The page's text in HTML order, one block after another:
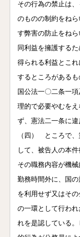
その行為の禁止は
のものの制約をね
す弊害の防止をね
同利益を擁護する
得られる利益とこ
するところがあるも
国公法一〇二条一
理的で必要やむを
ず、憲法二一条に違
（四） ところで、
して、被告人の本
その職務内容が機
勤務時間外に、国
を利用せず又はそ
の一環として行わ
れを是認している